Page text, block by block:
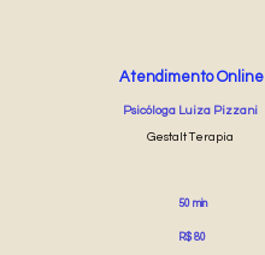
Atendimento Online
Psicóloga Luiza Pizzani
Gestalt Terapia
50 min
R$ 80